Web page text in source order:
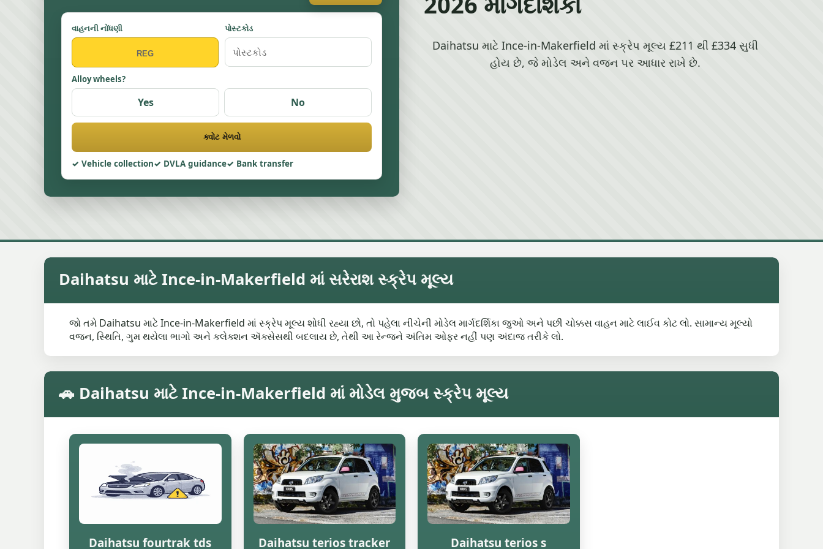
વાહનની નોંધણી પોસ્ટકોડ
Alloy wheels?
Yes No
ક્વોટ મેળવો
Vehicle collection DVLA guidance Bank transfer
Daihatsu માટે Ince-in-Makerfield માં સ્ક્રેપ મૂલ્ય £211 થી £334 સુધી
હોય છે, જે મોડેલ અને વજન પર આધાર રાખે છે.
Daihatsu માટે Ince-in-Makerfield માં સરેરાશ સ્ક્રેપ મૂલ્ય
જો તમે Daihatsu માટે Ince-in-Makerfield માં સ્ક્રેપ મૂલ્ય શોધી રહ્યા છો, તો પહેલા નીચેની મોડેલ માર્ગદર્શિકા જુઓ અને પછી ચોક્કસ વાહન માટે લાઈવ કોટ લો. સામાન્ય મૂલ્યો
વજન, સ્થિતિ, ગુમ થયેલા ભાગો અને કલેક્શન ઍક્સેસથી બદલાય છે, તેથી આ રેન્જને અંતિમ ઓફર નહીં પણ અંદાજ તરીકે લો.
🚗 Daihatsu માટે Ince-in-Makerfield માં મોડેલ મુજબ સ્ક્રેપ મૂલ્ય
Daihatsu fourtrak tds Daihatsu terios tracker Daihatsu terios s